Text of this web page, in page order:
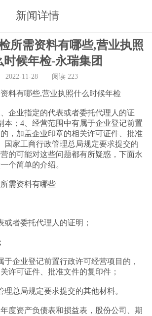
新闻详情
所需资料有哪些,营业执照
时候年检-永瑞集团
2022-11-28 阅读 223
料有哪些,营业执照什么时候年检
企业指定的代表或者委托代理人的证
本；4、经营范围中有属于企业登记前置
，加盖企业印章的相关许可证件、批准
国家工商行政管理总局规定要求提交的
的可能对这些问题都有所疑惑，下面永
个简单的介绍。
需资料有哪些
或者委托代理人的证明；
于企业登记前置行政许可经营项目的，
许可证件、批准文件的复印件；
理总局规定要求提交的其他材料。
度资产负债表和损益表，股份公司、期